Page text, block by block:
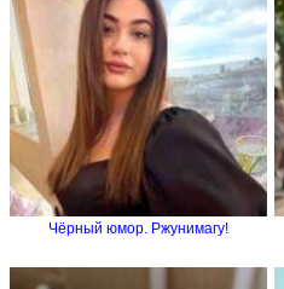
Чёрный юмор. Ржунимагу!